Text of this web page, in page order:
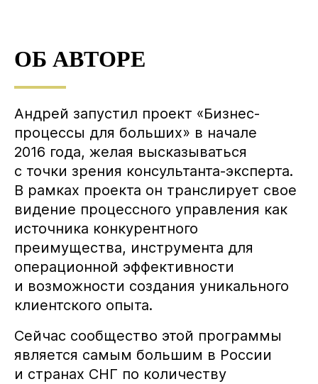
ОБ АВТОРЕ
Андрей запустил проект «Бизнес-
процессы для больших» в начале
2016 года, желая высказываться
с точки зрения консультанта-эксперта.
В рамках проекта он транслирует свое
видение процессного управления как
источника конкурентного
преимущества, инструмента для
операционной эффективности
и возможности создания уникального
клиентского опыта.
Сейчас сообщество этой программы
является самым большим в России
и странах СНГ по количеству